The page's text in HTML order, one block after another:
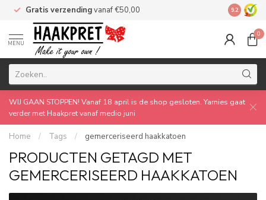
Gratis verzendingvanaf €50,00 Made by
9.2
MENU
0
WIJ GAAN STOPPEN! Vanaf 18 april is de shop gesloten. Yarnies gaat
verder met Haakpret vanaf medio juni
Home / Tags / gemerceriseerd haakkatoen
PRODUCTEN GETAGD MET
GEMERCERISEERD HAAKKATOEN